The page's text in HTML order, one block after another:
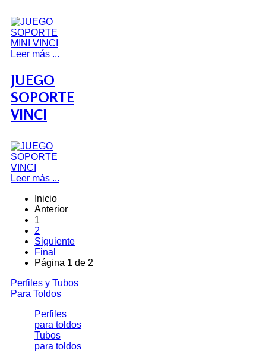
Leer más ...
JUEGO
SOPORTE
VINCI
Leer más ...
Inicio
Anterior
1
2
Siguiente
Final
Página 1 de 2
Perfiles y Tubos
Para Toldos
Perfiles
para toldos
Tubos
para toldos